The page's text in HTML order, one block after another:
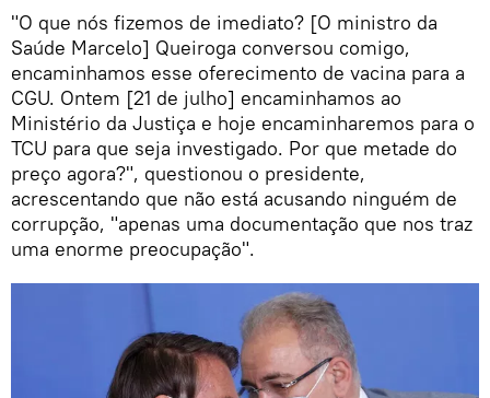
"O que nós fizemos de imediato? [O ministro da
Saúde Marcelo] Queiroga conversou comigo,
encaminhamos esse oferecimento de vacina para a
CGU. Ontem [21 de julho] encaminhamos ao
Ministério da Justiça e hoje encaminharemos para o
TCU para que seja investigado. Por que metade do
preço agora?", questionou o presidente,
acrescentando que não está acusando ninguém de
corrupção, "apenas uma documentação que nos traz
uma enorme preocupação".